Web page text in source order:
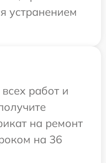
устранением
работ и
на ремонт
на 36